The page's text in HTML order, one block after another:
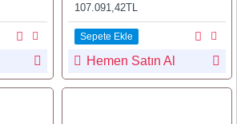
107.091,42TL
Sepete Ekle
Hemen Satın Al